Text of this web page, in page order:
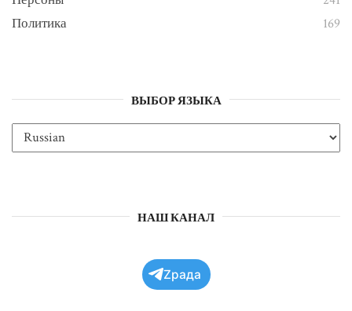
Политика
169
ВЫБОР ЯЗЫКА
НАШ КАНАЛ
Zрада